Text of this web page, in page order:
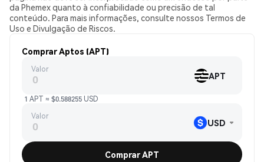
da Phemex quanto à confiabilidade ou precisão de tal
conteúdo. Para mais informações, consulte nossos Termos de
Uso e Divulgação de Riscos.
Comprar Aptos (APT)
Valor
APT
1 APT ≈ $0.588255 USD
Valor
USD
Comprar APT